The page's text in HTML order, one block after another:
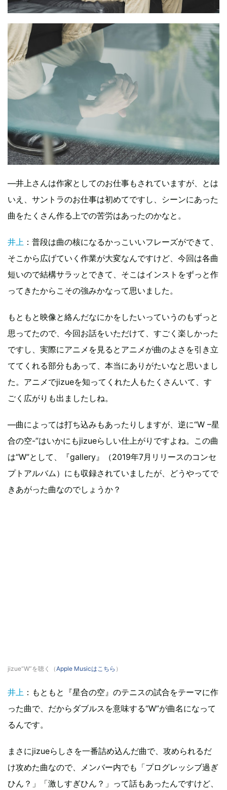
―井上さんは作家としてのお仕事もされていますが、とは
いえ、サントラのお仕事は初めてですし、シーンにあった
曲をたくさん作る上での苦労はあったのかなと。
井上 ：普段は曲の核になるかっこいいフレーズができて、
そこから広げていく作業が大変なんですけど、今回は各曲
短いので結構サラッとできて、そこはインストをずっと作
ってきたからこその強みかなって思いました。
もともと映像と絡んだなにかをしたいっていうのもずっと
思ってたので、今回お話をいただけて、すごく楽しかった
ですし、実際にアニメを見るとアニメが曲のよさを引き立
ててくれる部分もあって、本当にありがたいなと思いまし
た。アニメでjizueを知ってくれた人もたくさんいて、す
ごく広がりも出ましたしね。
―曲によっては打ち込みもあったりしますが、逆に“W –星
合の空-”はいかにもjizueらしい仕上がりですよね。この曲
は“W”として、『gallery』（2019年7月リリースのコンセ
プトアルバム）にも収録されていましたが、どうやってで
きあがった曲なのでしょうか？
jizue“W”を聴く（Apple Musicはこちら ）
井上 ：もともと『星合の空』のテニスの試合をテーマに作
った曲で、だからダブルスを意味する“W”が曲名になって
るんです。
まさにjizueらしさを一番詰め込んだ曲で、攻められるだ
け攻めた曲なので、メンバー内でも「プログレッシブ過ぎ
ひん？」「激しすぎひん？」って話もあったんですけど、